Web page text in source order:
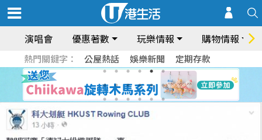
演唱會 優惠著數 玩樂情報 購物情報
熱門關鍵字： 公屋熱話 娛樂新聞 定期存款